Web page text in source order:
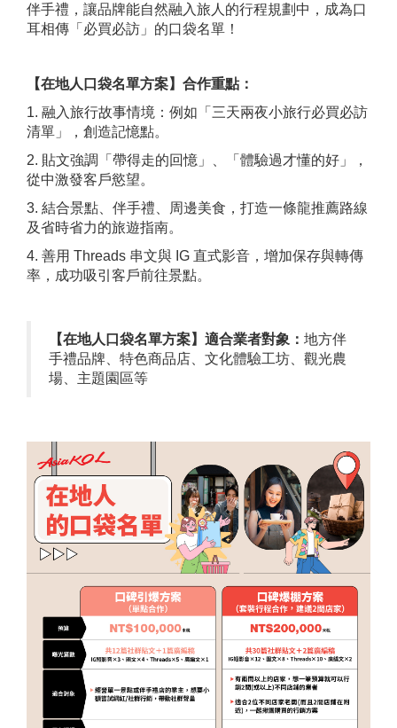
伴手禮，讓品牌能自然融入旅人的行程規劃中，成為口
耳相傳「必買必訪」的口袋名單！
【在地人口袋名單方案】合作重點：
1. 融入旅行故事情境：例如「三天兩夜小旅行必買必訪
清單」，創造記憶點。
2. 貼文強調「帶得走的回憶」、「體驗過才懂的好」，
從中激發客戶慾望。
3. 結合景點、伴手禮、周邊美食，打造一條龍推薦路線
及省時省力的旅遊指南。
4. 善用 Threads 串文與 IG 直式影音，增加保存與轉傳
率，成功吸引客戶前往景點。
【在地人口袋名單方案】適合業者對象： 地方伴
手禮品牌、特色商品店、文化體驗工坊、觀光農
場、主題園區等